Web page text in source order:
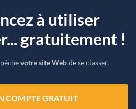
à utiliser
gratuitement !
votre site Webde se classer.
COMPTE GRATUIT